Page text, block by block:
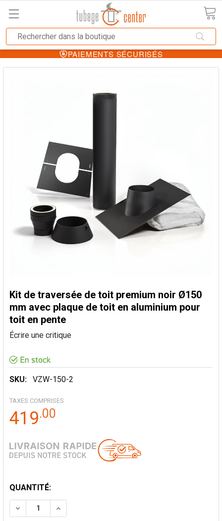
PAIEMENTS SÉCURISÉS
Kit de traversée de toit premium noir Ø150
mm avec plaque de toit en aluminium pour
toit en pente
Écrire une critique
SKU: VZW-150-2
TAXES COMPRISES
419.00
STOCK
ACTUEL:
QUANTITÉ:
DIMINUER LA QUANTITÉ DE KIT DE TRAVERSÉE DE
AUGMENTER LA QUANTITÉ DE KIT DE